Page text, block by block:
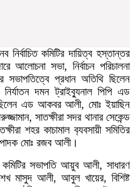
নির্বাচিত কমিটির দায়িত্ব হস্তান্তর
আলোচনা সভা, নির্বাচন পরিচালনা
প্রধান অতিথি ছিলেন
দমন ট্রাইব্যুনাল পিপি এড
এড আকবর আলী, মোঃ ইয়াছিন
সাতক্ষীরা সদর থানার সেকেন্ড
শহর কাচামাল ব‍্যবসায়ী সমিতির
মোঃ রজব আলী।
সভাপতি আয়ুব আলী, সাধারণ
মাসুদ আলী, আবুল খায়ের, বিশিষ্ট